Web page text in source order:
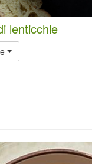
lenticchie